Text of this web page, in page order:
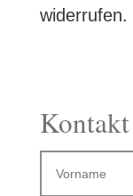
widerrufen.
Kontakt